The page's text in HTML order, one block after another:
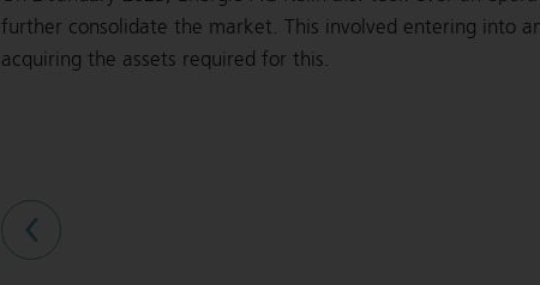
further consolidate the market. This involved entering into
acquiring the assets required for this.